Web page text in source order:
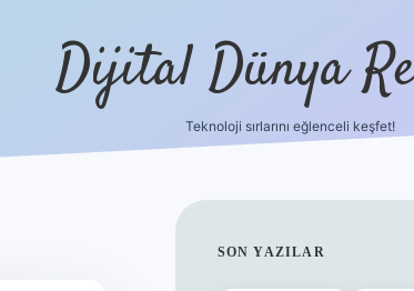
Dijital Dünya
Teknoloji sırlarını eğlenceli keşfet!
SIDEBAR
SON YAZILAR